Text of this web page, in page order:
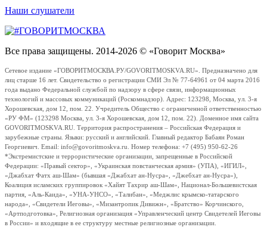
Наши слушатели
Все права защищены. 2014-2026 © «Говорит Москва»
Сетевое издание «ГОВОРИТМОСКВА.РУ/GOVORITMOSKVA.RU». Предназначено для
лиц старше 16 лет. Свидетельство о регистрации СМИ Эл № 77-64961 от 04 марта 2016
года выдано Федеральной службой по надзору в сфере связи, информационных
технологий и массовых коммуникаций (Роскомнадзор). Адрес: 123298, Москва, ул. 3-я
Хорошевская, дом 12, пом. 22. Учредитель Общество с ограниченной ответственностью
«РУ ФМ» (123298 Москва, ул. 3-я Хорошевская, дом 12, пом. 22). Доменное имя сайта
GOVORITMOSKVA.RU. Территория распространения – Российская Федерация и
зарубежные страны. Языки: русский и английский. Главный редактор Бабаян Роман
Георгиевич. Email: info@govoritmoskva.ru. Номер телефона: +7 (495) 950-62-26
*Экстремистские и террористические организации, запрещенные в Российской
Федерации: «Правый сектор», «Украинская повстанческая армия» (УПА), «ИГИЛ»,
«Джабхат Фатх аш-Шам» (бывшая «Джабхат ан-Нусра», «Джебхат ан-Нусра»),
Коалиция исламских группировок «Хайят Тахрир аш-Шам», Национал-Большевистская
партия, «Аль-Каида», «УНА-УНСО», «Талибан», «Меджлис крымско-татарского
народа», «Свидетели Иеговы», «Мизантропик Дивижн», «Братство» Корчинского,
«Артподготовка», Религиозная организация «Управленческий центр Свидетелей Иеговы
в России» и входящие в ее структуру местные религиозные организации.